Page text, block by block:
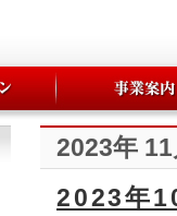
2023年
2023年